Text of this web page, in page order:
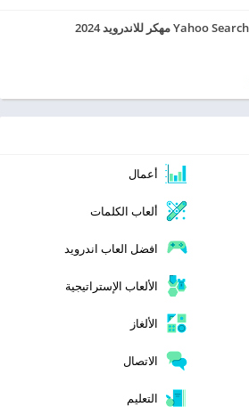
أعمال
ألعاب الكلمات
افضل العاب اندرويد
الألعاب الإستراتيجية
الألغاز
الاتصال
التعليم